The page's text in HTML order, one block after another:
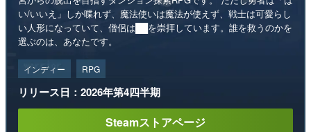
インディー RPG
リリース日：2026年第4四半期